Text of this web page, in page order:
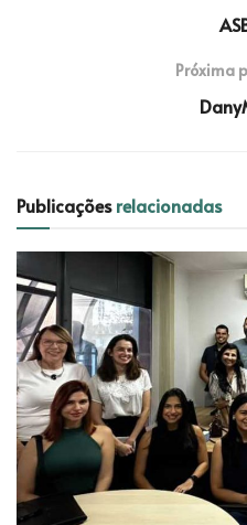
Próxima
Publicaçõesrelacionadas